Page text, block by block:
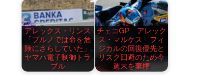
アレックス・リンス
「ブルノでは命を危
険にさらしていた」
ヤマハ電子制御トラ
ブル
チェコGP アレック
ス・マルケス フィ
ジカルの回復優先と
リスク回避のため今
週末を棄権